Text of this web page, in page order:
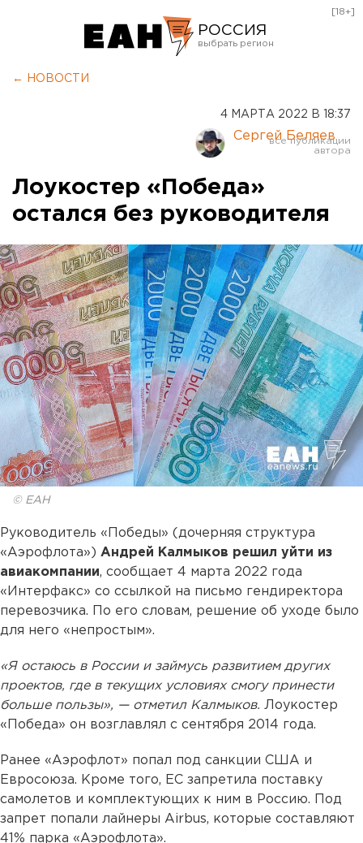
РОССИЯ
Курган
Оренбург
[18+]
← НОВОСТИ
4 МАРТА 2022 В 18:37
Сергей Беляев
Лоукостер «Победа»
остался без руководителя
© ЕАН
Руководитель «Победы» (дочерняя структура
«Аэрофлота») Андрей Калмыков решил уйти из
авиакомпании, сообщает 4 марта 2022 года
«Интерфакс» со ссылкой на письмо гендиректора
перевозчика. По его словам, решение об уходе было
для него «непростым».
«Я остаюсь в России и займусь развитием других
проектов, где в текущих условиях смогу принести
больше пользы», — отметил Калмыков. Лоукостер
«Победа» он возглавлял с сентября 2014 года.
Ранее «Аэрофлот» попал под санкции США и
Евросоюза. Кроме того, ЕС запретила поставку
самолетов и комплектующих к ним в Россию. Под
запрет попали лайнеры Airbus, которые составляют
41% парка «Аэрофлота».